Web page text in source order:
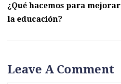
¿Qué hacemos para mejorar
la educación?
Leave A Comment